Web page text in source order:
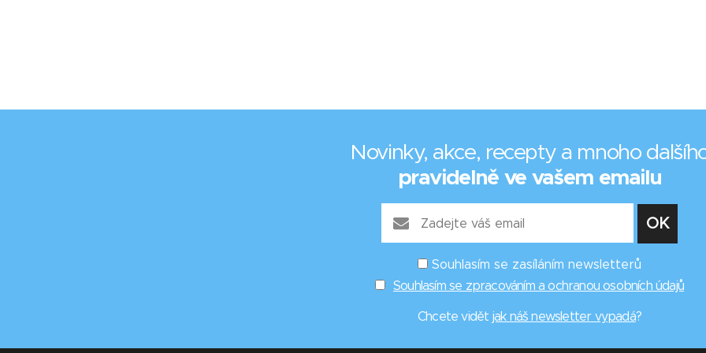
Novinky, akce, recepty a mnoho
pravidelně ve vašem emailu
Souhlasím se zasíláním newsletterů
Souhlasím se zpracováním a ochranou osobních údajů
Chcete vidět jak náš newsletter vypadá?